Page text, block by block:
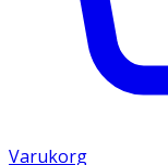
Varukorg